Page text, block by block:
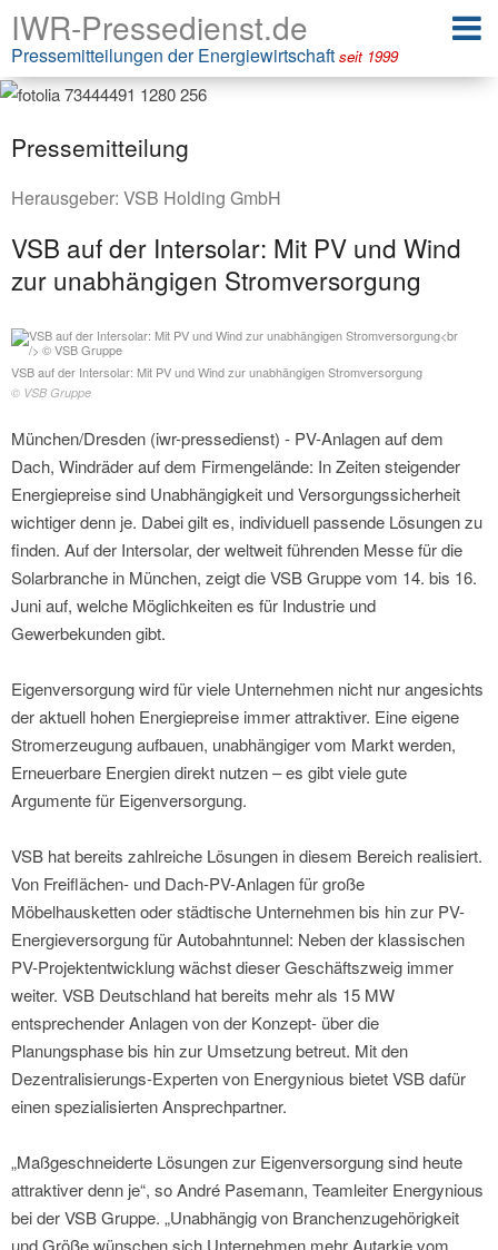
IWR-Pressedienst.de
Pressemitteilungen der Energiewirtschaft seit 1999
Pressemitteilung
Herausgeber: VSB Holding GmbH
VSB auf der Intersolar: Mit PV und Wind
zur unabhängigen Stromversorgung
VSB auf der Intersolar: Mit PV und Wind zur unabhängigen Stromversorgung
© VSB Gruppe
München/Dresden (iwr-pressedienst) - PV-Anlagen auf dem
Dach, Windräder auf dem Firmengelände: In Zeiten steigender
Energiepreise sind Unabhängigkeit und Versorgungssicherheit
wichtiger denn je. Dabei gilt es, individuell passende Lösungen zu
finden. Auf der Intersolar, der weltweit führenden Messe für die
Solarbranche in München, zeigt die VSB Gruppe vom 14. bis 16.
Juni auf, welche Möglichkeiten es für Industrie und
Gewerbekunden gibt.
Eigenversorgung wird für viele Unternehmen nicht nur angesichts
der aktuell hohen Energiepreise immer attraktiver. Eine eigene
Stromerzeugung aufbauen, unabhängiger vom Markt werden,
Erneuerbare Energien direkt nutzen – es gibt viele gute
Argumente für Eigenversorgung.
VSB hat bereits zahlreiche Lösungen in diesem Bereich realisiert.
Von Freiflächen- und Dach-PV-Anlagen für große
Möbelhausketten oder städtische Unternehmen bis hin zur PV-
Energieversorgung für Autobahntunnel: Neben der klassischen
PV-Projektentwicklung wächst dieser Geschäftszweig immer
weiter. VSB Deutschland hat bereits mehr als 15 MW
entsprechender Anlagen von der Konzept- über die
Planungsphase bis hin zur Umsetzung betreut. Mit den
Dezentralisierungs-Experten von Energynious bietet VSB dafür
einen spezialisierten Ansprechpartner.
„Maßgeschneiderte Lösungen zur Eigenversorgung sind heute
attraktiver denn je“, so André Pasemann, Teamleiter Energynious
bei der VSB Gruppe. „Unabhängig von Branchenzugehörigkeit
und Größe wünschen sich Unternehmen mehr Autarkie vom